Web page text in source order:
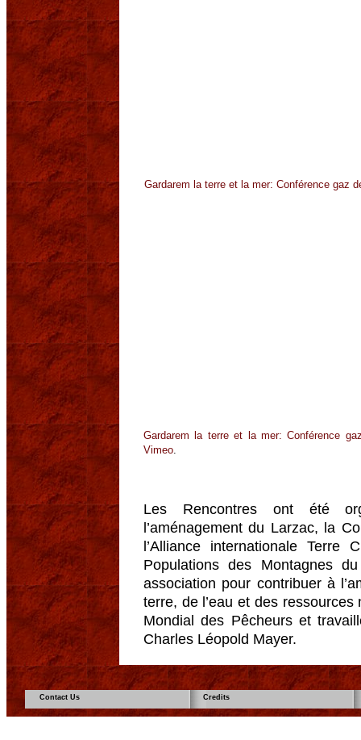
Gardarem la terre et la mer: Conférence gaz
Gardarem la terre et la mer: Conférence
Vimeo
Les Rencontres ont été
l’aménagement du Larzac, la
l’Alliance internationale Terre
Populations des Montagnes
association pour contribuer à
terre, de l’eau et des
Mondial des Pêcheurs et
Charles Léopold Mayer.
Contact Us Credits